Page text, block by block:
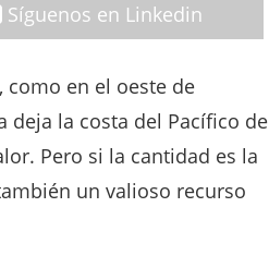
Síguenos en Linkedin
como en el oeste de
deja la costa del Pacífico de
Pero si la cantidad es la
un valioso recurso